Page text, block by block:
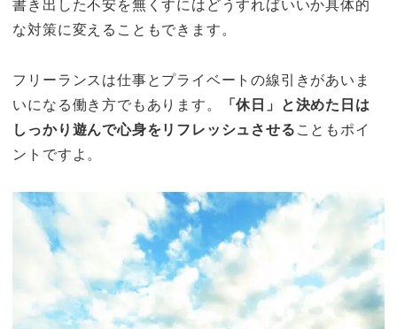
書き出した不安を無くすにはどうすればいいか具体的
な対策に変えることもできます。
フリーランスは仕事とプライベートの線引きがあいま
いになる働き方でもあります。
「休日」と決めた日は
しっかり遊んで心身をリフレッシュさせることもポイ
ントですよ。